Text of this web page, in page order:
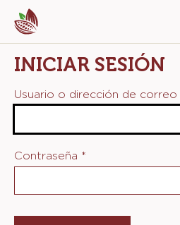
Skip
to
main
content
INICIAR SESIÓN
Usuario o dirección de
Contraseña *